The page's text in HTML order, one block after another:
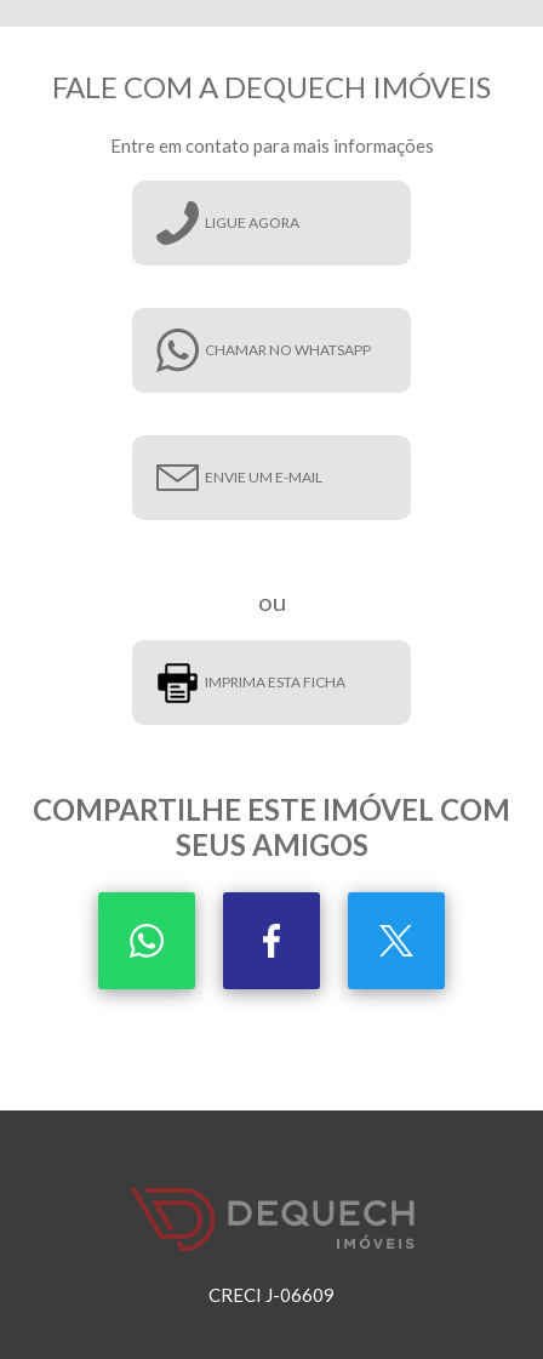
FALE COM A DEQUECH IMÓVEIS
Entre em contato para mais informações
LIGUE AGORA
CHAMAR NO WHATSAPP
ENVIE UM E-MAIL
ou
IMPRIMA ESTA FICHA
COMPARTILHE ESTE IMÓVEL COM
SEUS AMIGOS
CRECI J-06609